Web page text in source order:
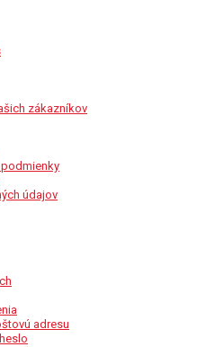
zákazníkov
údajov
adresu